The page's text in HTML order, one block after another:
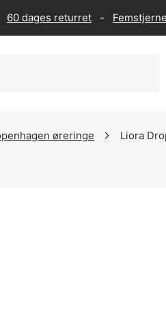
60 dages returret -
øreringe Liora